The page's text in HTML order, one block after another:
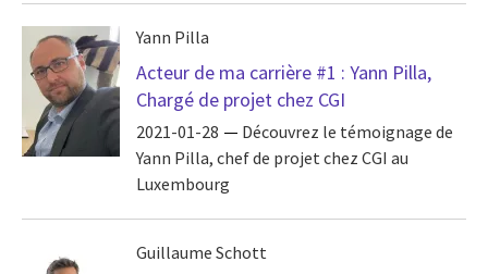
Yann Pilla
Acteur de ma carrière #1 : Yann Pilla,
Chargé de projet chez CGI
2021-01-28
Découvrez le témoignage de
Yann Pilla, chef de projet chez CGI au
Luxembourg
Guillaume Schott